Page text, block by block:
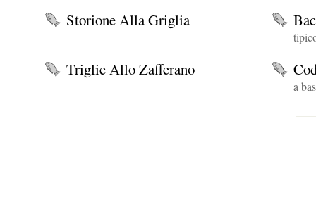
Storione Alla Griglia
Triglie Allo Zafferano
a